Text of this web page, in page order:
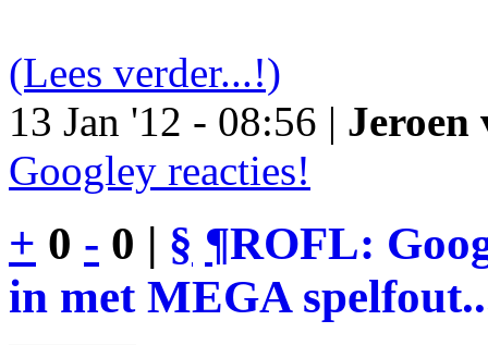
(Lees verder...!)
13 Jan '12 - 08:56 | Jeroen
Googley reacties!
+ 0 - 0 | § ¶ROFL:
in met MEGA